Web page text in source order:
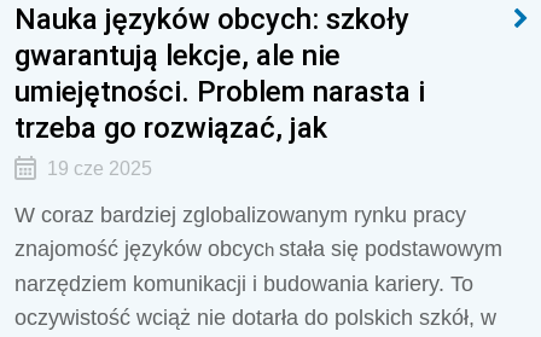
Nauka języków obcych: szkoły
gwarantują lekcje, ale nie
umiejętności. Problem narasta i
trzeba go rozwiązać, jak
19 cze 2025
W coraz bardziej zglobalizowanym rynku pracy
znajomość języków obcych stała się podstawowym
narzędziem komunikacji i budowania kariery. To
oczywistość wciąż nie dotarła do polskich szkół, w